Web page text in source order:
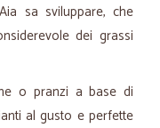
sa sviluppare, che
dei grassi
o pranzi a base di
al gusto e perfette